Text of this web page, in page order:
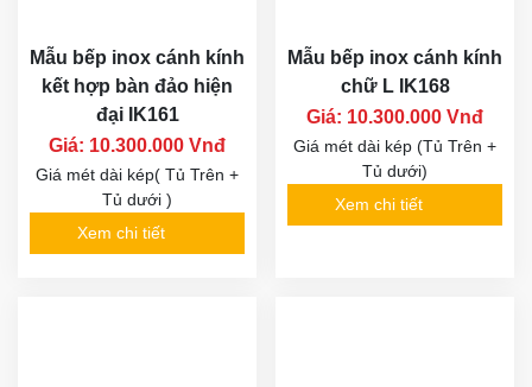
Mẫu bếp inox cánh kính
kết hợp bàn đảo hiện
đại IK161
Giá: 10.300.000 Vnđ
Giá mét dài kép( Tủ Trên +
Tủ dưới )
Xem chi tiết
Mẫu bếp inox cánh kính
chữ L IK168
Giá: 10.300.000 Vnđ
Giá mét dài kép (Tủ Trên +
Tủ dưới)
Xem chi tiết